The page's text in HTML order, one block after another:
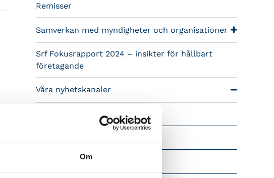
Om
Remisser
Samverkan med myndigheter och organisationer
Srf Fokusrapport 2024 – insikter för hållbart
företagande
Våra nyhetskanaler
Tidningen Konsulten
Följ oss i sociala medier